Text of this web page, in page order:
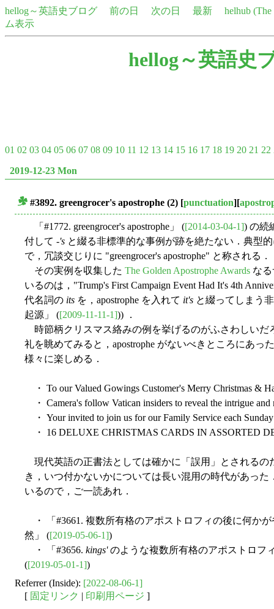
hellog～英語史ブログ 前の日 次の日 最新
helhub
ム表示
hellog～英語史
01 02 03 04 05 06 07 08 09 10 11 12 13 14 15 16 17 18 19 20 21 22
2019-12-23 Mon
#3892. greengrocer's apostrophe (2) [punctuation][
「#1772. greengrocer's apostrophe」 ([2014-03-04-1]) の続
付して -'s と綴る非標準的な事例が跡を絶たない．典型
で，冗談交じりに "greengrocer's apostrophe" と称される．
その実例を収集した The Golden Apostrophe Awards な
いるのは，"Trump's First Campaign Event Had It's 4th
代名詞の its を，apostrophe を入れて it's と綴ってしまう
起源」 ([2009-11-11-1])) ．
時節柄クリスマス絡みの例を挙げるのがふさわしいだ
礼を眺めてみると，apostrophe がないべきところにあっ
様々に楽しめる．
・ To our Valued Gowings Customer's Merry Christmas &
・ Camera's follow Vatican insiders to reveal the intrigue
・ Your invited to join us for our Family Service each Sunday
・ 16 DELUXE CHRISTMAS CARDS IN ASSORTED
現代英語の正書法としては確かに「誤用」とされるの
き，いつ付かないかについては長い混用の時代があっ
いるので，ご一読あれ．
・ 「#3661. 複数所有格のアポストロフィの後に何か
然」 ([2019-05-06-1])
・ 「#3656. kings'のような複数所有格のアポストロフ
([2019-05-01-1])
Referrer (Inside): [2022-08-06-1]
[ 固定リンク | 印刷用ページ ]